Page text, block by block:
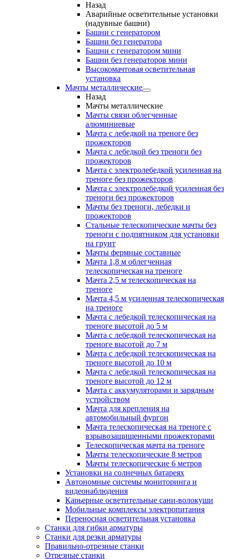
Назад
Аварийные осветительные установки
(надувные башни)
Башни с генератором
Башни без генератора
Башни с генератором мини
Башни без генераторов мини
Высокомачтовая осветительная
установка
Мачты металлические
Назад
Мачты металлические
Мачты связи облегченные
алюминиевые
Мачта с лебедкой на треноге без
прожекторов
Мачта с лебедкой без треноги без
прожекторов
Мачта с электролебедкой усиленная на
треноге без прожекторов
Мачта с электролебедкой усиленная без
треноги без прожекторов
Мачты без треноги, лебедки и
прожекторов
Стальные телескопические мачты без
треноги с подпятником для установки
на грунт
Мачты фермные составные
Мачта 1,8 м облегченная
телескопическая на треноге
Мачта 2,5 м телескопическая на
треноге
Мачта 4,5 м усиленная телескопическая
на треноге
Мачта с лебедкой телескопическая на
треноге высотой до 5 м
Мачта с лебедкой телескопическая на
треноге высотой до 7 м
Мачта с лебедкой телескопическая на
треноге высотой до 10 м
Мачта с лебедкой телескопическая на
треноге высотой до 12 м
Мачта с аккумуляторами и зарядным
устройством
Мачта для крепления на
автомобильный фургон
Мачта телескопическая на треноге с
взрывозащищенными прожекторами
Телескопическая мачта на треноге
Мачты телескопические 8 метров
Мачты телескопические 6 метров
Установки на солнечных батареях
Автономные системы мониторинга и
видеонаблюдения
Карьерные осветительные сани-волокуши
Мобильные комплексы электропитания
Переносная осветительная установка
Станки для гибки арматуры
Станки для резки арматуры
Правильно-отрезные станки
Отрезные станки